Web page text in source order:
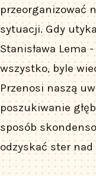
przeorganizować
sytuacji. Gdy
Stanisława Lema
wszystko, byle
Przenosi naszą
poszukiwanie
sposób
odzyskać ster